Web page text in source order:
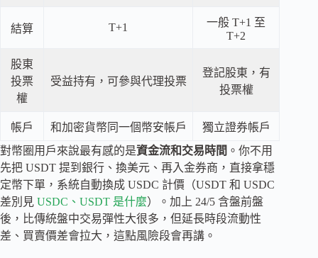
結算 T+1
一般 T+1 至
T+2
股東
投票
權
受益持有，可參與代理投票
登記股東，有
投票權
帳戶 和加密貨幣同一個幣安帳戶
獨立證券帳戶
對幣圈用戶來說最有感的是資金流和交易時間 。你不用
先把 USDT 提到銀行、換美元、再入金券商，直接拿穩
定幣下單，系統自動換成 USDC 計價（USDT 和 USDC
差別見 USDC、USDT 是什麼）。加上 24/5 含盤前盤
後，比傳統盤中交易彈性大很多，但延長時段流動性
差、買賣價差會拉大，這點風險段會再講。